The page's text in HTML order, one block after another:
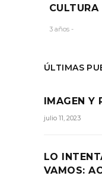
CULTURA
3 años -
ÚLTIMAS
IMAGEN Y
julio 11, 2023
LO
VAMOS: